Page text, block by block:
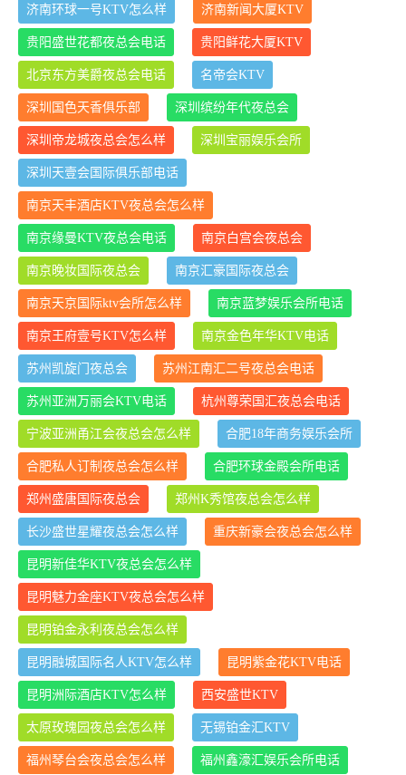
济南环球一号KTV怎么样 济南新闻大厦KTV
贵阳盛世花都夜总会电话 贵阳鲜花大厦KTV
北京东方美爵夜总会电话 名帝会KTV
深圳国色天香俱乐部 深圳缤纷年代夜总会
深圳帝龙城夜总会怎么样 深圳宝丽娱乐会所
深圳天壹会国际俱乐部电话
南京天丰酒店KTV夜总会怎么样
南京缘曼KTV夜总会电话 南京白宫会夜总会
南京晚妆国际夜总会 南京汇豪国际夜总会
南京天京国际ktv会所怎么样 南京蓝梦娱乐会所电话
南京王府壹号KTV怎么样 南京金色年华KTV电话
苏州凯旋门夜总会 苏州江南汇二号夜总会电话
苏州亚洲万丽会KTV电话 杭州尊荣国汇夜总会电话
宁波亚洲甬江会夜总会怎么样 合肥18年商务娱乐会所
合肥私人订制夜总会怎么样 合肥环球金殿会所电话
郑州盛唐国际夜总会 郑州K秀馆夜总会怎么样
长沙盛世星耀夜总会怎么样 重庆新豪会夜总会怎么样
昆明新佳华KTV夜总会怎么样
昆明魅力金座KTV夜总会怎么样
昆明铂金永利夜总会怎么样
昆明融城国际名人KTV怎么样 昆明紫金花KTV电话
昆明洲际酒店KTV怎么样 西安盛世KTV
太原玫瑰园夜总会怎么样 无锡铂金汇KTV
福州琴台会夜总会怎么样 福州鑫濠汇娱乐会所电话